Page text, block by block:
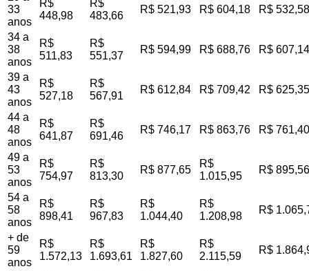
33
anos
R$
448,98
R$
483,66
R$ 521,93 R$ 604,18 R$ 532,58
34 a
38
anos
R$
511,83
R$
551,37
R$ 594,99 R$ 688,76 R$ 607,14
39 a
43
anos
R$
527,18
R$
567,91
R$ 612,84 R$ 709,42 R$ 625,35
44 a
48
anos
R$
641,87
R$
691,46
R$ 746,17 R$ 863,76 R$ 761,40
49 a
53
anos
R$
754,97
R$
813,30
R$ 877,65
R$
1.015,95
R$ 895,56
54 a
58
anos
R$
898,41
R$
967,83
R$
1.044,40
R$
1.208,98
R$
+ de
59
anos
R$
1.572,13
R$
1.693,61
R$
1.827,60
R$
2.115,59
R$